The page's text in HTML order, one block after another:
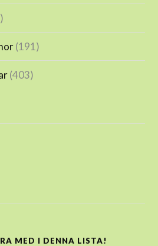
(191)
(403)
MED I DENNA LISTA!